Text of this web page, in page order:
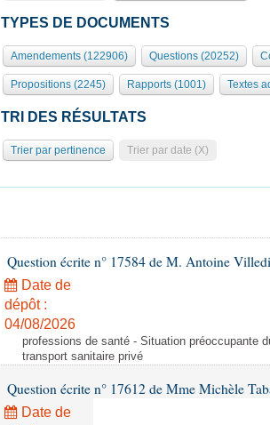
TYPES DE DOCUMENTS
Amendements (122906) Questions (20252)
Propositions (2245) Rapports (1001) Textes
TRI DES RÉSULTATS
Trier par pertinence Trier par date (X)
Question écrite n° 17584 de M. Antoine
Date de
dépôt :
04/08/2026
professions de santé - Situation préoccupante
transport sanitaire privé
Question écrite n° 17612 de Mme Michèle
Date de